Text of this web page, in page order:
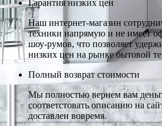
Гарантия низких цен
Наш интернет-магазин
техники напрямую и не имеет
шоу-румов, что позволяет
низких цен на рынке бытовой
Полный возврат стоимости
Мы полностью вернем вам
соответстовать описанию на
доставлен вовремя.